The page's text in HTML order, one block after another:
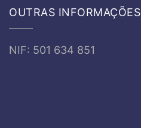
OUTRAS INFORMAÇÕES
NIF: 501 634 851